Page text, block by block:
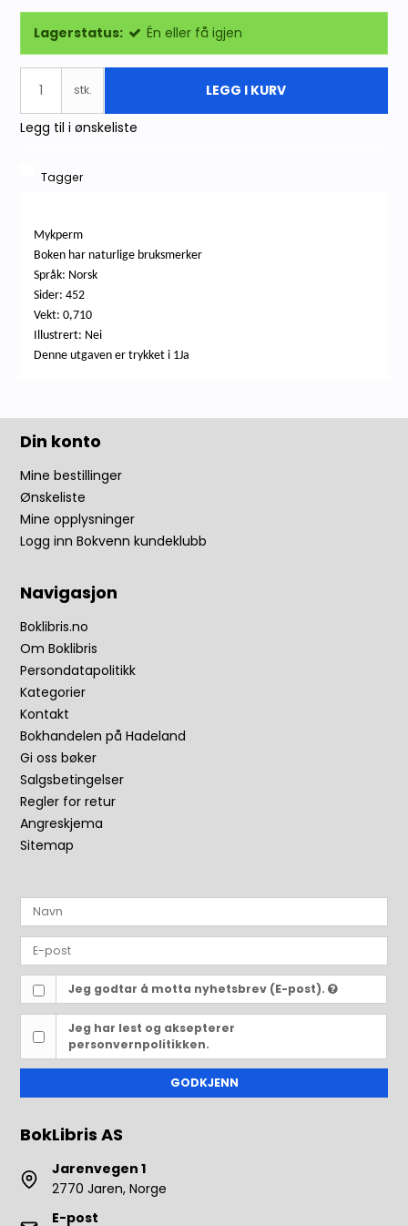
Lagerstatus: Én eller få igjen
stk. LEGG I KURV
Legg til i ønskeliste
Tagger
Mykperm
Boken har naturlige bruksmerker
Språk: Norsk
Sider: 452
Vekt: 0,710
Illustrert: Nei
Denne utgaven er trykket i 1Ja
Din konto
Mine bestillinger
Ønskeliste
Mine opplysninger
Logg inn Bokvenn kundeklubb
Navigasjon
Boklibris.no
Om Boklibris
Persondatapolitikk
Kategorier
Kontakt
Bokhandelen på Hadeland
Gi oss bøker
Salgsbetingelser
Regler for retur
Angreskjema
Sitemap
Jeg godtar å motta nyhetsbrev (E-post).
Jeg har lest og aksepterer
personvernpolitikken.
GODKJENN
BokLibris AS
Jarenvegen 1
2770 Jaren, Norge
E-post